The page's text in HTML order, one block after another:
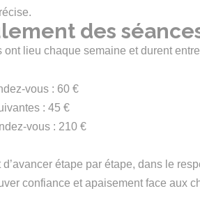
des
ont lieu chaque semaine et durent
vous : 60 €
: 45 €
vous : 210 €
d’avancer étape par étape, dans le
confiance et apaisement face aux